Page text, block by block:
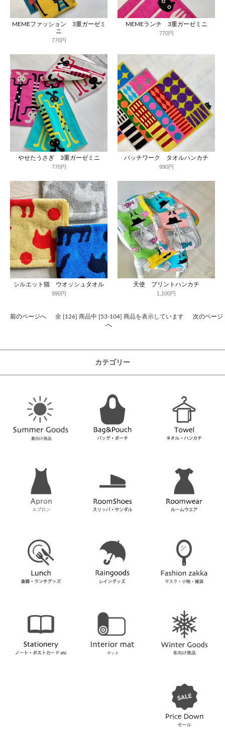
MEMEファッション 3重ガーゼミ
ニ
770円
MEMEランチ 3重ガーゼミニ
770円
やせたうさぎ 3重ガーゼミニ
770円
パッチワーク タオルハンカチ
990円
シルエット猫 ウオッシュタオル
990円
天使 プリントハンカチ
1,100円
前のページへ 全 [126] 商品中 [53-104] 商品を表示しています
次のページ
へ
カテゴリー